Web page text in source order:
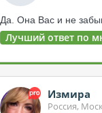
Да. Она Вас и не
Лучший ответ по
Измира
Россия,